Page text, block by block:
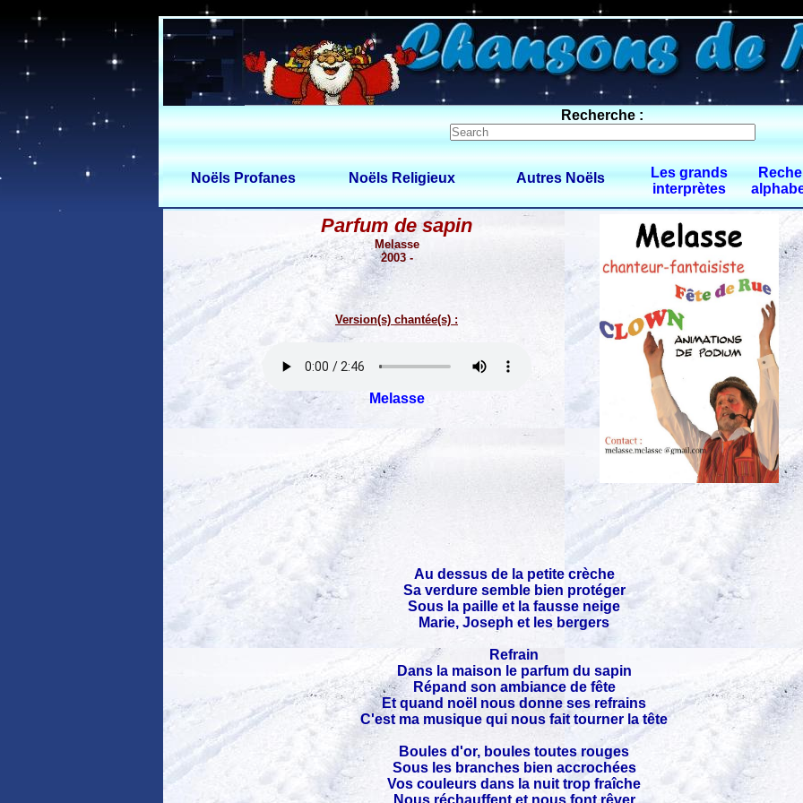
0 $limitbot 1 $limittot 2
Recherche :
Noëls Profanes Noëls Religieux Autres Noëls
Les grands
interprètes
Parfum de sapin
Melasse
2003 -
Version(s) chantée(s) :
Melasse
Au dessus de la petite crèche
Sa verdure semble bien protéger
Sous la paille et la fausse neige
Marie, Joseph et les bergers
Refrain
Dans la maison le parfum du sapin
Répand son ambiance de fête
Et quand noël nous donne ses refrains
C'est ma musique qui nous fait tourner la tête
Boules d'or, boules toutes rouges
Sous les branches bien accrochées
Vos couleurs dans la nuit trop fraîche
Nous réchauffent et nous font rêver